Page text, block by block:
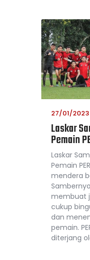
27/01/2023
Laskar
Pemain
Laskar
Pemain
mendera
membuat
cukup
dan
pemain.
diterjang